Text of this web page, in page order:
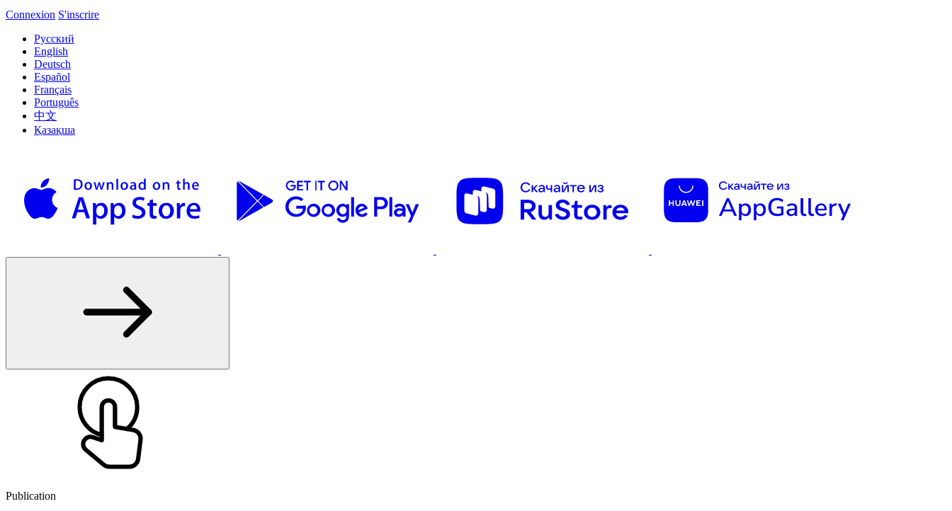
Connexion S'inscrire
Русский
English
Deutsch
Español
Français
Português
中文
Қазақша
Publication